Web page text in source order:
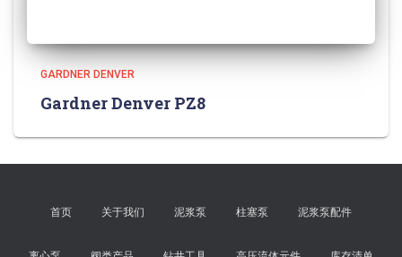
GARDNER DENVER
Gardner Denver PZ8
首页 关于我们 泥浆泵 柱塞泵 泥浆泵配件